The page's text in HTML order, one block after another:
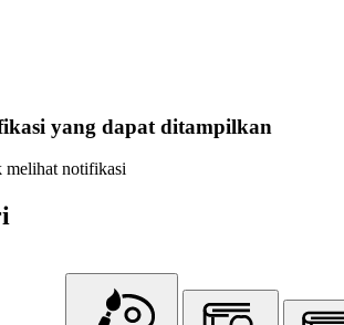
yang dapat ditampilkan
melihat notifikasi